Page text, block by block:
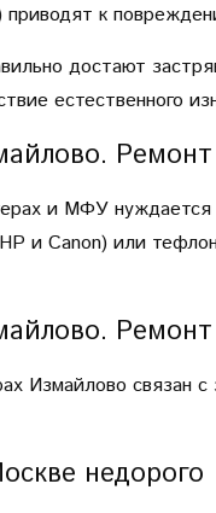
к
достают
естественного
и МФУ
и Canon) или
Измайлово связан
недорого